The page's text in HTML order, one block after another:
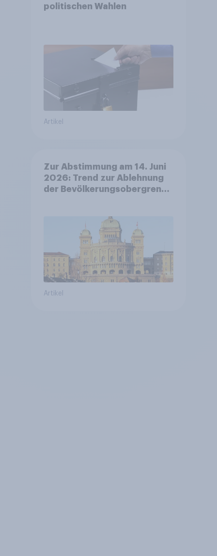
politischen Wahlen
Artikel
Zur Abstimmung am 14. Juni
2026: Trend zur Ablehnung
der Bevölkerungsobergrenze
Zivildienstgesetz sinken
Artikel